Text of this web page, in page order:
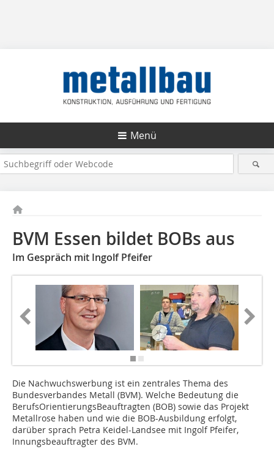
Menü
BVM Essen bildet BOBs aus
Im Gespräch mit Ingolf Pfeifer
Die Nachwuchswerbung ist ein zentrales Thema des
Bundesverbandes Metall (BVM). Welche Bedeutung die
BerufsOrientierungsBeauftragten (BOB) sowie das Projekt
Metallrose haben und wie die BOB-Ausbildung erfolgt,
darüber sprach Petra Keidel-Landsee mit Ingolf Pfeifer,
Innungsbeauftragter des BVM.